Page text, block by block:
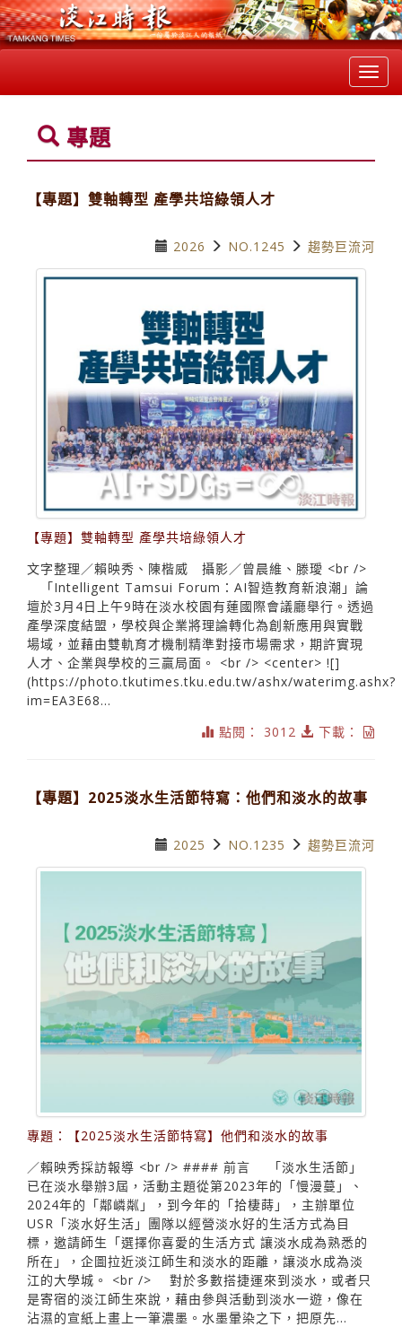
專題
【專題】雙軸轉型 產學共培綠領人才
2026 NO.1245 趨勢巨流河
【專題】雙軸轉型 產學共培綠領人才
文字整理／賴映秀、陳楷威 攝影／曾晨維、滕璦 <br />
「Intelligent Tamsui Forum：AI智造教育新浪潮」論
壇於3月4日上午9時在淡水校園有蓮國際會議廳舉行。透過
產學深度結盟，學校與企業將理論轉化為創新應用與實戰
場域，並藉由雙軌育才機制精準對接市場需求，期許實現
人才、企業與學校的三贏局面。 <br /> <center> ![]
(https://photo.tkutimes.tku.edu.tw/ashx/waterimg.ashx?
im=EA3E68...
點閱： 3012
下載：
【專題】2025淡水生活節特寫：他們和淡水的故事
2025 NO.1235 趨勢巨流河
專題：【2025淡水生活節特寫】他們和淡水的故事
／賴映秀採訪報導 <br /> #### 前言 「淡水生活節」
已在淡水舉辦3屆，活動主題從第2023年的「慢漫蔓」、
2024年的「鄰嶙粼」，到今年的「拾棲蒔」，主辦單位
USR「淡水好生活」團隊以經營淡水好的生活方式為目
標，邀請師生「選擇你喜愛的生活方式 讓淡水成為熟悉的
所在」，企圖拉近淡江師生和淡水的距離，讓淡水成為淡
江的大學城。 <br /> 對於多數搭捷運來到淡水，或者只
是寄宿的淡江師生來說，藉由參與活動到淡水一遊，像在
沾濕的宣紙上畫上一筆濃墨。水墨暈染之下，把原先...